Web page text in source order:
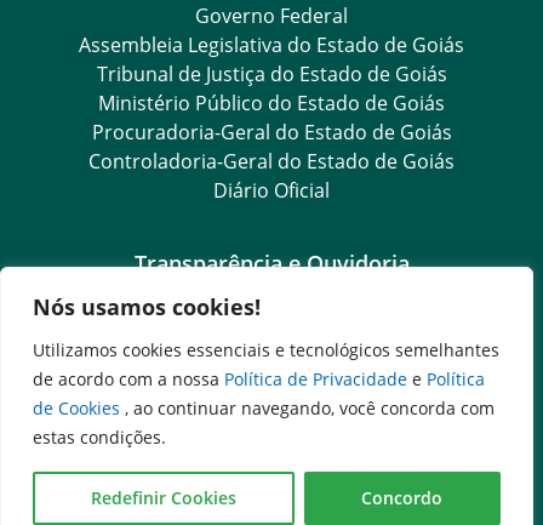
Nós usamos cookies!
Utilizamos cookies essenciais e tecnológicos semelhantes
de acordo com a nossa Política de Privacidade e Política
de Cookies , ao continuar navegando, você concorda com
estas condições.
Redefinir Cookies Concordo
Governo Federal
Assembleia Legislativa do Estado de Goiás
Tribunal de Justiça do Estado de Goiás
Ministério Público do Estado de Goiás
Procuradoria-Geral do Estado de Goiás
Controladoria-Geral do Estado de Goiás
Diário Oficial
Transparência e Ouvidoria
LGPD
Goiás Transparência
Dados Abertos Goiás
e-SIC – Serviço Eletrônico de Informação ao Cidadão
SIC – Serviço de Informação ao Cidadão
Ouvidoria Setorial (Expresso)
Ouvidoria Setorial (Presencial)